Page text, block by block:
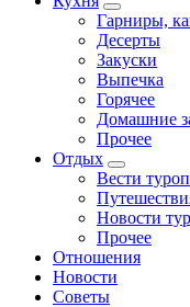
Гарниры,
Десерты
Закуски
Выпечка
Горячее
Домашние
Прочее
Отдых
Вести
Новости
Прочее
Отношения
Новости
Советы